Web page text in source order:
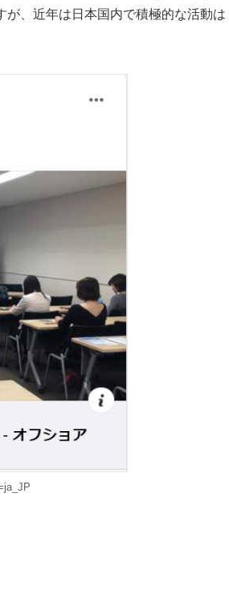
、近年は日本国内で積極的な活動は